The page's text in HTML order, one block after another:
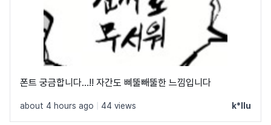
폰트 궁금합니다…!! 자간도 삐뚤빼뚤한 느낌입니다
about 4 hours ago 44 views k*llu